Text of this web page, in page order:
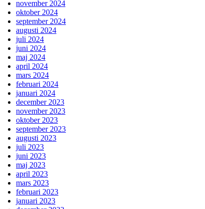
november 2024
oktober 2024
september 2024
augusti 2024
juli 2024
juni 2024
maj 2024
april 2024
mars 2024
februari 2024
januari 2024
december 2023
november 2023
oktober 2023
september 2023
augusti 2023
juli 2023
juni 2023
maj 2023
april 2023
mars 2023
februari 2023
januari 2023